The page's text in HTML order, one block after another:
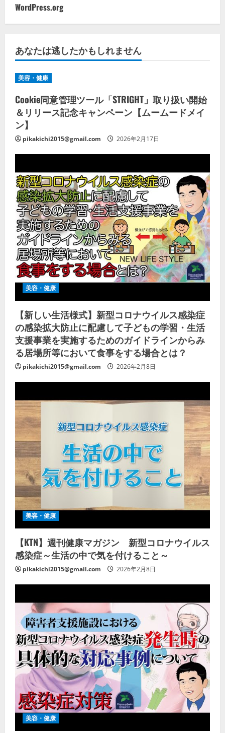
WordPress.org
あなたは逃したかもしれません
美容・健康
Cookie同意管理ツール「STRIGHT」取り扱い開始
＆リリース記念キャンペーン【ムームードメイ
ン】
pikakichi2015@gmail.com 2026年2月17日
美容・健康
【新しい生活様式】新型コロナウイルス感染症
の感染拡大防止に配慮して子どもの学習・生活
支援事業を実施するためのガイドラインからみ
る居場所等において食事をする場合とは？
pikakichi2015@gmail.com 2026年2月8日
美容・健康
【KTN】週刊健康マガジン 新型コロナウイルス
感染症～生活の中で気を付けること～
pikakichi2015@gmail.com 2026年2月8日
美容・健康